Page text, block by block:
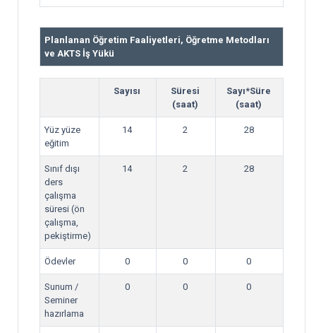
Planlanan Öğretim Faaliyetleri, Öğretme Metodları
ve AKTS İş Yükü
Sayısı
Süresi
(saat)
Sayı*Süre
(saat)
Yüz yüze
eğitim
14 2 28
Sınıf dışı
ders
çalışma
süresi (ön
çalışma,
pekiştirme)
14 2 28
Ödevler 0 0 0
Sunum /
Seminer
hazırlama
0 0 0